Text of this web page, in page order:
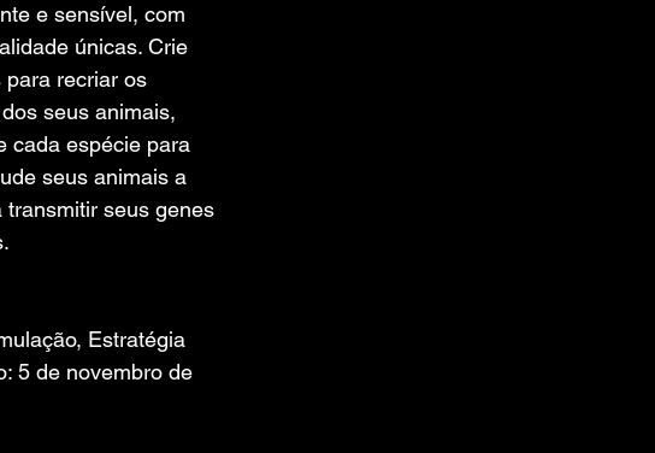
e sensível, com
únicas. Crie
recriar os
seus animais,
cada espécie para
seus animais a
transmitir seus genes
Estratégia
5 de novembro de